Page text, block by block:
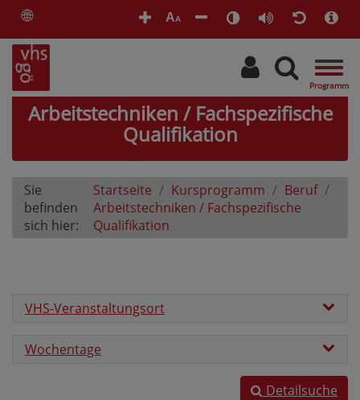
🌐 AA
Arbeitstechniken / Fachspezifische
Qualifikation
Sie
befinden
sich hier:
Startseite Kursprogramm
Beruf
Arbeitstechniken / Fachspezifische
Qualifikation
VHS-Veranstaltungsort
Wochentage
Detailsuche